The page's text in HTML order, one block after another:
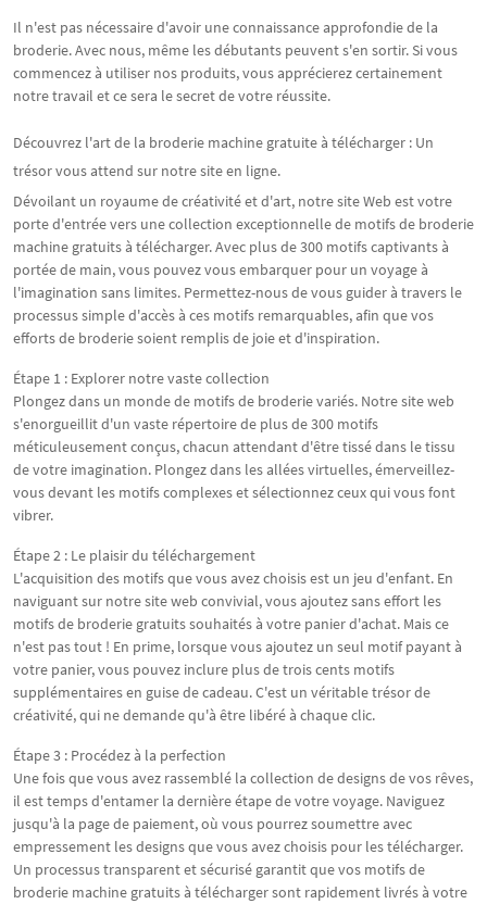
Il n'est pas nécessaire d'avoir une connaissance approfondie de la
broderie. Avec nous, même les débutants peuvent s'en sortir. Si vous
commencez à utiliser nos produits, vous apprécierez certainement
notre travail et ce sera le secret de votre réussite.
Découvrez l'art de la broderie machine gratuite à télécharger : Un
trésor vous attend sur notre site en ligne.
Dévoilant un royaume de créativité et d'art, notre site Web est votre
porte d'entrée vers une collection exceptionnelle de motifs de broderie
machine gratuits à télécharger. Avec plus de 300 motifs captivants à
portée de main, vous pouvez vous embarquer pour un voyage à
l'imagination sans limites. Permettez-nous de vous guider à travers le
processus simple d'accès à ces motifs remarquables, afin que vos
efforts de broderie soient remplis de joie et d'inspiration.
Étape 1 : Explorer notre vaste collection
Plongez dans un monde de motifs de broderie variés. Notre site web
s'enorgueillit d'un vaste répertoire de plus de 300 motifs
méticuleusement conçus, chacun attendant d'être tissé dans le tissu
de votre imagination. Plongez dans les allées virtuelles, émerveillez-
vous devant les motifs complexes et sélectionnez ceux qui vous font
vibrer.
Étape 2 : Le plaisir du téléchargement
L'acquisition des motifs que vous avez choisis est un jeu d'enfant. En
naviguant sur notre site web convivial, vous ajoutez sans effort les
motifs de broderie gratuits souhaités à votre panier d'achat. Mais ce
n'est pas tout ! En prime, lorsque vous ajoutez un seul motif payant à
votre panier, vous pouvez inclure plus de trois cents motifs
supplémentaires en guise de cadeau. C'est un véritable trésor de
créativité, qui ne demande qu'à être libéré à chaque clic.
Étape 3 : Procédez à la perfection
Une fois que vous avez rassemblé la collection de designs de vos rêves,
il est temps d'entamer la dernière étape de votre voyage. Naviguez
jusqu'à la page de paiement, où vous pourrez soumettre avec
empressement les designs que vous avez choisis pour les télécharger.
Un processus transparent et sécurisé garantit que vos motifs de
broderie machine gratuits à télécharger sont rapidement livrés à votre